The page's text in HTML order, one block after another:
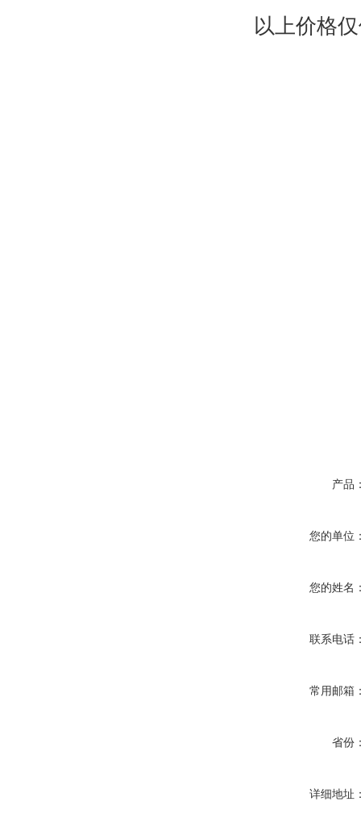
以上价格
产品
您的单位
您的姓名
联系电话
常用邮箱
省份
详细地址